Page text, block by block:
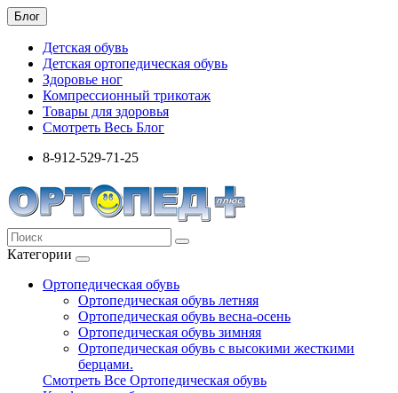
Блог
Детская обувь
Детская ортопедическая обувь
Здоровье ног
Компрессионный трикотаж
Товары для здоровья
Смотреть Весь Блог
8-912-529-71-25
Категории
Ортопедическая обувь
Ортопедическая обувь летняя
Ортопедическая обувь весна-осень
Ортопедическая обувь зимняя
Ортопедическая обувь с высокими жесткими
берцами.
Смотреть Все Ортопедическая обувь